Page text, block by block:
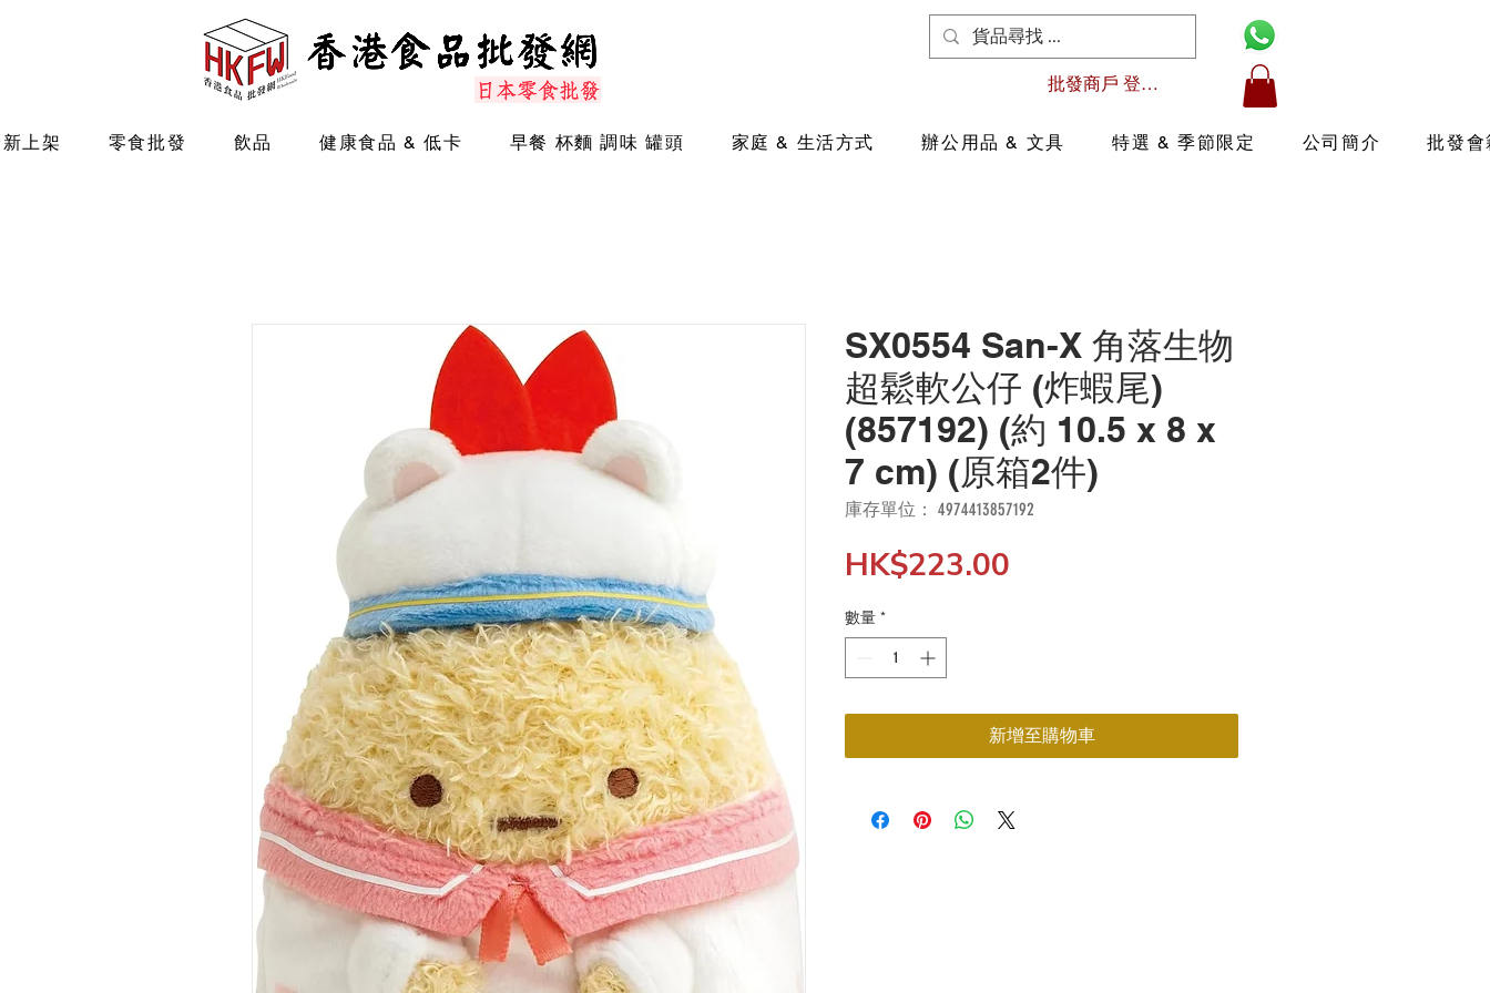
批發商戶 登入/註冊
上架 零食批發 飲品 健康食品 & 低卡 早餐 杯麵 調味 罐頭 家庭 & 生活方式 辦公用品 & 文具 特選 & 季節限定 公司簡介 批發會
SX0554 San-X 角落生物
超鬆軟公仔 (炸蝦尾)
(857192) (約 10.5 x 8 x
7 cm) (原箱2件)
庫存單位： 4974413857192
HK$223.00
數量 *
新增至購物車